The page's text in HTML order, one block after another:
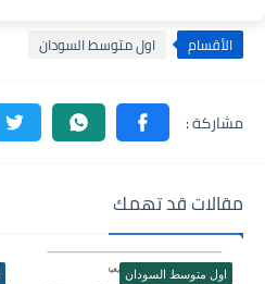
الأقسام اول متوسط السودان
مقالات قد تهمك
اول متوسط السودان